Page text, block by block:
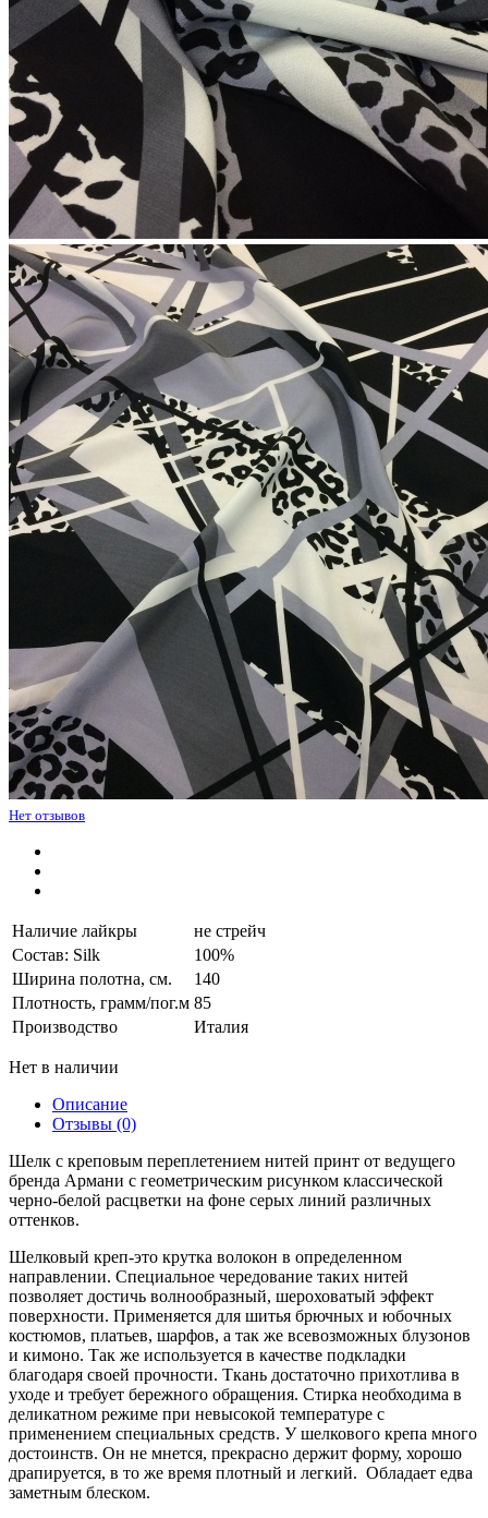
Нет отзывов
Наличие лайкры
не стрейч
Состав: Silk
100%
Ширина полотна, см.
140
Плотность, грамм/пог.м 85
Производство
Италия
Нет в наличии
Описание
Отзывы (0)
Шелк c креповым переплетением нитей принт от ведущего
бренда Армани с геометрическим рисунком классической
черно-белой расцветки на фоне серых линий различных
оттенков.
Шелковый креп-это крутка волокон в определенном
направлении. Специальное чередование таких нитей
позволяет достичь волнообразный, шероховатый эффект
поверхности. Применяется для шитья брючных и юбочных
костюмов, платьев, шарфов, а так же всевозможных блузонов
и кимоно. Так же используется в качестве подкладки
благодаря своей прочности. Ткань достаточно прихотлива в
уходе и требует бережного обращения. Стирка необходима в
деликатном режиме при невысокой температуре c
применением специальных средств. У шелкового крепа много
достоинств. Он не мнется, прекрасно держит форму, хорошо
драпируется, в то же время плотный и легкий. Обладает едва
заметным блеском.